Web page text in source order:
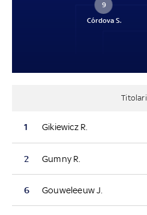
9
Córdova S.
Titolari
1 Gikiewicz R.
2 Gumny R.
6 Gouweleeuw J.